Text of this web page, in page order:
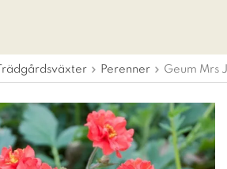
Trädgårdsväxter Perenner Geum Mrs